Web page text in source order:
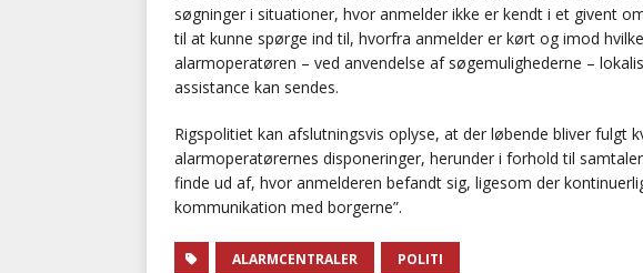
søgninger i situationer, hvor anmelder ikke er kendt i et givent
til at kunne spørge ind til, hvorfra anmelder er kørt og imod
alarmoperatøren – ved anvendelse af søgemulighederne –
assistance kan sendes.
Rigspolitiet kan afslutningsvis oplyse, at der løbende bliver fulgt
alarmoperatørernes disponeringer, herunder i forhold til
finde ud af, hvor anmelderen befandt sig, ligesom der
kommunikation med borgerne”.
ALARMCENTRALER POLITI